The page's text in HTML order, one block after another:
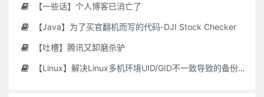
【一些话】个人博客已消亡了
【Java】为了买官翻机而写的代码-DJI Stock Checker
【吐槽】腾讯又卸磨杀驴
【Linux】解决Linux多机环境UID/GID不一致导致的备份权限问题